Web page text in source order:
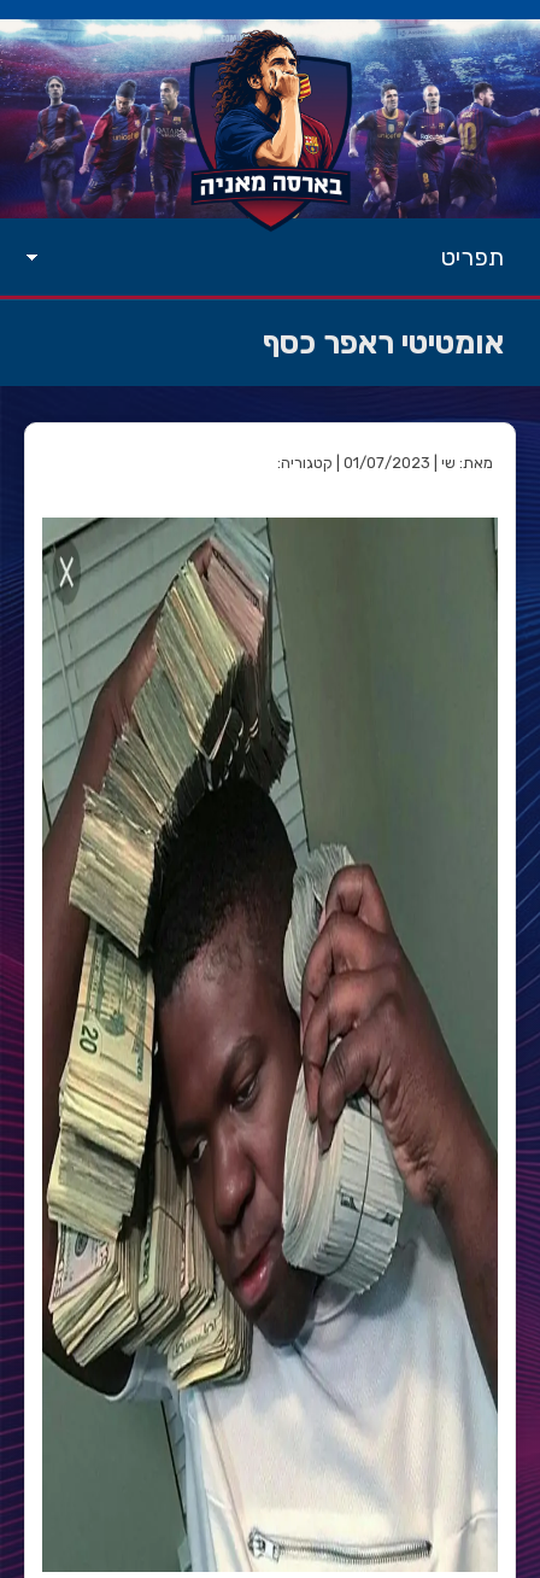
תפריט
אומטיטי ראפר כסף
מאת: שי | 01/07/2023 | קטגוריה: